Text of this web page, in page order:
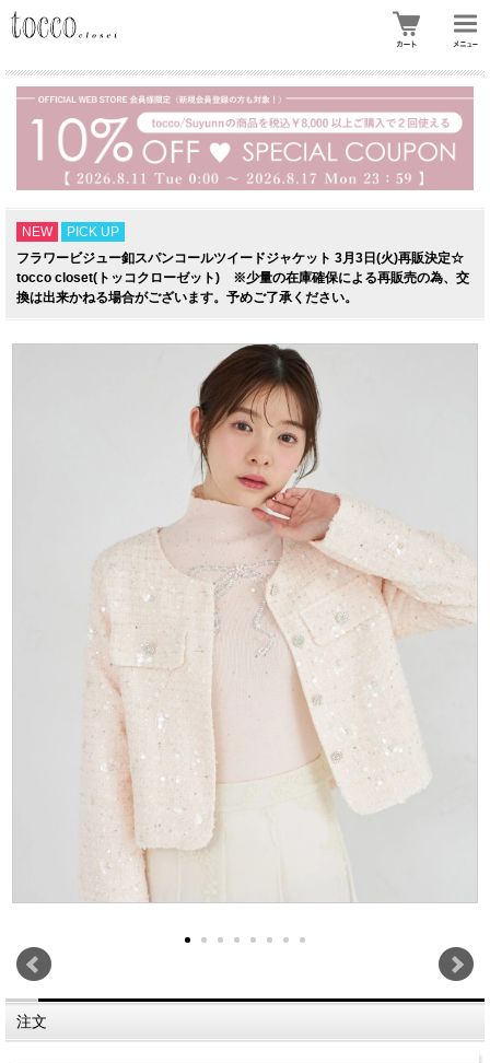
NEW
PICK UP
フラワービジュー釦スパンコールツイードジャケット 3月3日(火)再販決定☆
tocco closet(トッコクローゼット) ※少量の在庫確保による再販売の為、交
換は出来かねる場合がございます。予めご了承ください。
注文